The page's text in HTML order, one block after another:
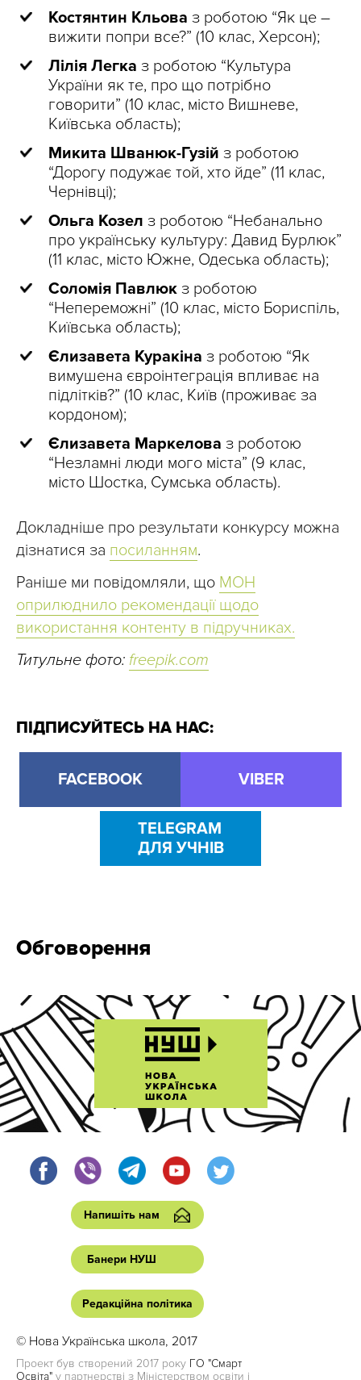
Костянтин Кльова з роботою “Як це –
вижити попри все?” (10 клас, Херсон);
Лілія Легка з роботою “Культура
України як те, про що потрібно
говорити” (10 клас, місто Вишневе,
Київська область);
Микита Шванюк-Гузій з роботою
“Дорогу подужає той, хто йде” (11 клас,
Чернівці);
Ольга Козел з роботою “Небанально
про українську культуру: Давид Бурлюк”
(11 клас, місто Южне, Одеська область);
Соломія Павлюк з роботою
“Непереможні” (10 клас, місто Бориспіль,
Київська область);
Єлизавета Куракіна з роботою “Як
вимушена євроінтеграція впливає на
підлітків?” (10 клас, Київ (проживає за
кордоном);
Єлизавета Маркелова з роботою
“Незламні люди мого міста” (9 клас,
місто Шостка, Сумська область).
Докладніше про результати конкурсу можна
дізнатися за посиланням.
Раніше ми повідомляли, що МОН
оприлюднило рекомендації щодо
використання контенту в підручниках.
Титульне фото: freepik.сom
ПІДПИСУЙТЕСЬ НА НАС:
FACEBOOK VIBER
TELEGRAM
ДЛЯ УЧНІВ
Обговорення
Напишіть нам
Банери НУШ
Редакційна політика
© Нова Українська школа, 2017
Проект був створений 2017 року ГО "Смарт
Освіта" у партнерстві з Міністерством освіти і